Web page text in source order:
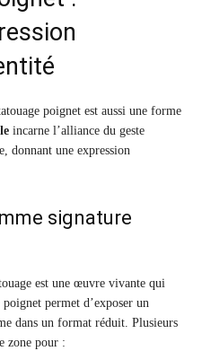
poignet est aussi une forme
incarne l’alliance du geste
donnant une expression
signature
est une œuvre vivante qui
permet d’exposer un
dans un format réduit. Plusieurs
zone pour :